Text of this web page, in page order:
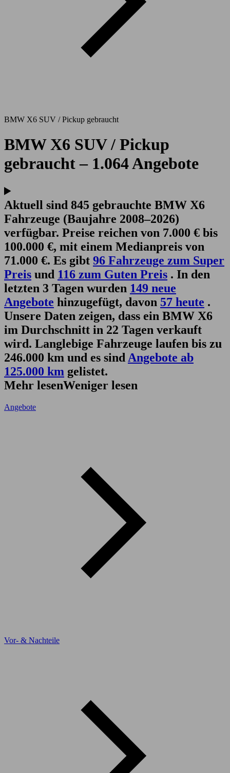
BMW X6 SUV / Pickup gebraucht
BMW X6 SUV / Pickup
gebraucht – 1.064 Angebote
Aktuell sind 845 gebrauchte BMW X6
Fahrzeuge (Baujahre 2008–2026)
verfügbar. Preise reichen von 7.000 € bis
100.000 €, mit einem Medianpreis von
71.000 €. Es gibt 96 Fahrzeuge zum Super
Preis und 116 zum Guten Preis . In den
letzten 3 Tagen wurden 149 neue
Angebote hinzugefügt, davon 57 heute .
Unsere Daten zeigen, dass ein BMW X6
im Durchschnitt in 22 Tagen verkauft
wird. Langlebige Fahrzeuge laufen bis zu
246.000 km und es sind Angebote ab
125.000 km gelistet.
Mehr lesenWeniger lesen
Angebote
Vor- & Nachteile